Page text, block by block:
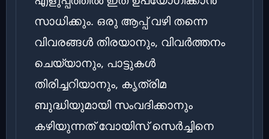
സാധിക്കും. ഒരു ആപ്പ് വഴി തന്നെ
വിവരങ്ങൾ തിരയാനും, വിവർത്തനം
ചെയ്യാനും, പാട്ടുകൾ
തിരിച്ചറിയാനും, കൃത്രിമ
ബുദ്ധിയുമായി സംവദിക്കാനും
കഴിയുന്നത് വോയിസ് സെർച്ചിനെ